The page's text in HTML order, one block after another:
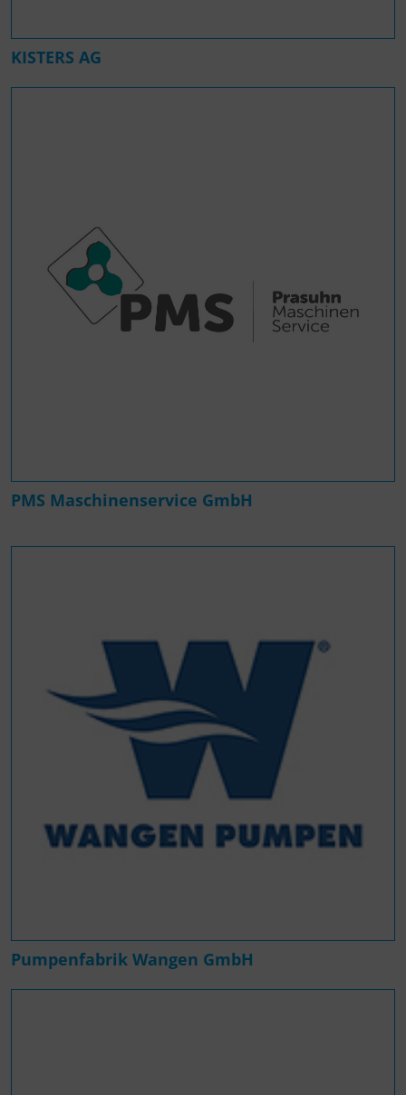
KISTERS AG
PMS Maschinenservice GmbH
Pumpenfabrik Wangen GmbH